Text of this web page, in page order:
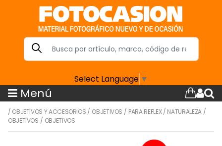
Select Language ▼
Menú
/ OBJETIVOS Y ACCESORIOS / OBJETIVOS / PARA REFLEX / NATURALEZA/
OBJETIVOS / OBJETIVOS